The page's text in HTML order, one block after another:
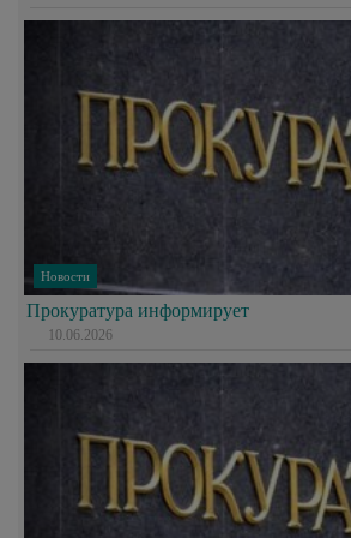
Новости
Прокуратура информирует
10.06.2026